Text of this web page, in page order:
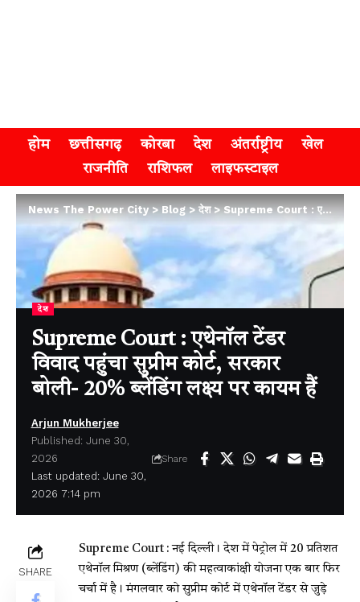
होम छत्तीसगढ़ कोरबा देश अंतर्राष्ट्रीय
खेल
राजनीति
राशिफल लाइफस्टाइल
News The Power City>Blog>देश>Supreme Court : एथेनॉल टेंडर विवाद पहुंचा सुप्रीम कोर्ट, सरकार बोली- 20% ब्लेंडिंग लक्ष्य पर कायम हैं
देश
Supreme Court : एथेनॉल टेंडर
विवाद पहुंचा सुप्रीम कोर्ट, सरकार
बोली- 20% ब्लेंडिंग लक्ष्य पर कायम हैं
Last updated: June 30,
2026 7:14 pm
Arjun Mukherjee
Published: June 30,
2026
Share
SHARE
Supreme Court : नई दिल्ली। देश में पेट्रोल में 20 प्रतिशत
एथेनॉल मिश्रण (ब्लेंडिंग) की महत्वाकांक्षी योजना एक बार फिर
चर्चा में है। मंगलवार को सुप्रीम कोर्ट में एथेनॉल टेंडर से जुड़े